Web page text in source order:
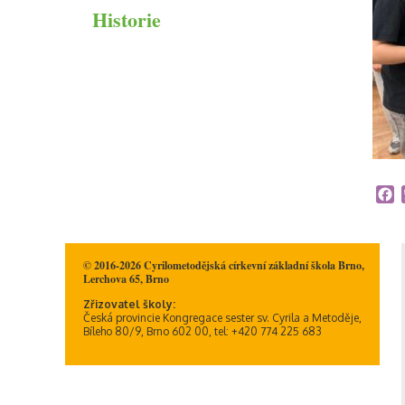
Duchovní život
Informační memorandum
Historie
© 2016-2026 Cyrilometodějská církevní základní škola Brno,
Lerchova 65, Brno
Zřizovatel školy:
Česká provincie Kongregace sester sv. Cyrila a Metoděje,
Bíleho 80/9, Brno 602 00, tel: +420 774 225 683